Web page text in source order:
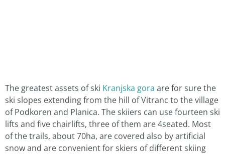
The greatest assets of ski Kranjska gora are for sure the
ski slopes extending from the hill of Vitranc to the village
of Podkoren and Planica. The skiiers can use fourteen ski
lifts and five chairlifts, three of them are 4seated. Most
of the trails, about 70ha, are covered also by artificial
snow and are convenient for skiers of different skiing